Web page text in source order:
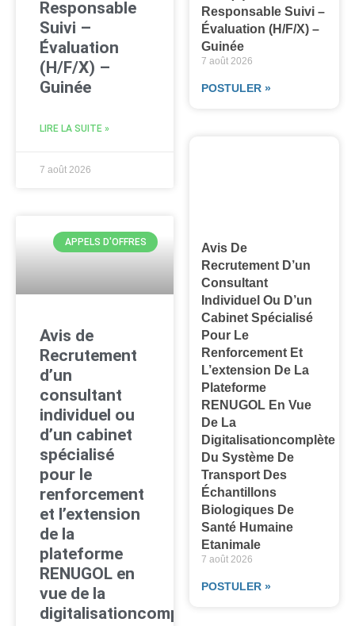
Responsable
Suivi –
Évaluation
(H/F/X) –
Guinée
LIRE LA SUITE »
7 août 2026
APPELS D'OFFRES
Avis de
Recrutement
d’un
consultant
individuel ou
d’un cabinet
spécialisé
pour le
renforcement
et l’extension
de la
plateforme
RENUGOL en
vue de la
digitalisationcomplète
Responsable Suivi –
Évaluation (H/F/X) –
Guinée
7 août 2026
POSTULER »
Avis De
Recrutement D’un
Consultant
Individuel Ou D’un
Cabinet Spécialisé
Pour Le
Renforcement Et
L’extension De La
Plateforme
RENUGOL En Vue
De La
Digitalisationcomplète
Du Système De
Transport Des
Échantillons
Biologiques De
Santé Humaine
Etanimale
7 août 2026
POSTULER »